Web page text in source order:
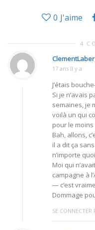
0 J'aime
4
17 ans Il y a
J’étais
Si je n’avais
semaines, je
voilà un qui
pour le moins
Bah, allons,
il a dit ça
n’importe
Moi qui
campagne à
— c’est
Dommage
SE CONNECTER